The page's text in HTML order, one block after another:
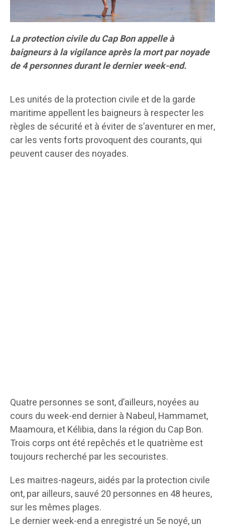
La protection civile du Cap Bon appelle à
baigneurs à la vigilance après la mort par noyade
de 4 personnes durant le dernier week-end.
Les unités de la protection civile et de la garde
maritime appellent les baigneurs à respecter les
règles de sécurité et à éviter de s’aventurer en mer,
car les vents forts provoquent des courants, qui
peuvent causer des noyades.
Quatre personnes se sont, d’ailleurs, noyées au
cours du week-end dernier à Nabeul, Hammamet,
Maamoura, et Kélibia, dans la région du Cap Bon.
Trois corps ont été repêchés et le quatrième est
toujours recherché par les secouristes.
Les maitres-nageurs, aidés par la protection civile
ont, par ailleurs, sauvé 20 personnes en 48 heures,
sur les mêmes plages.
Le dernier week-end a enregistré un 5e noyé, un